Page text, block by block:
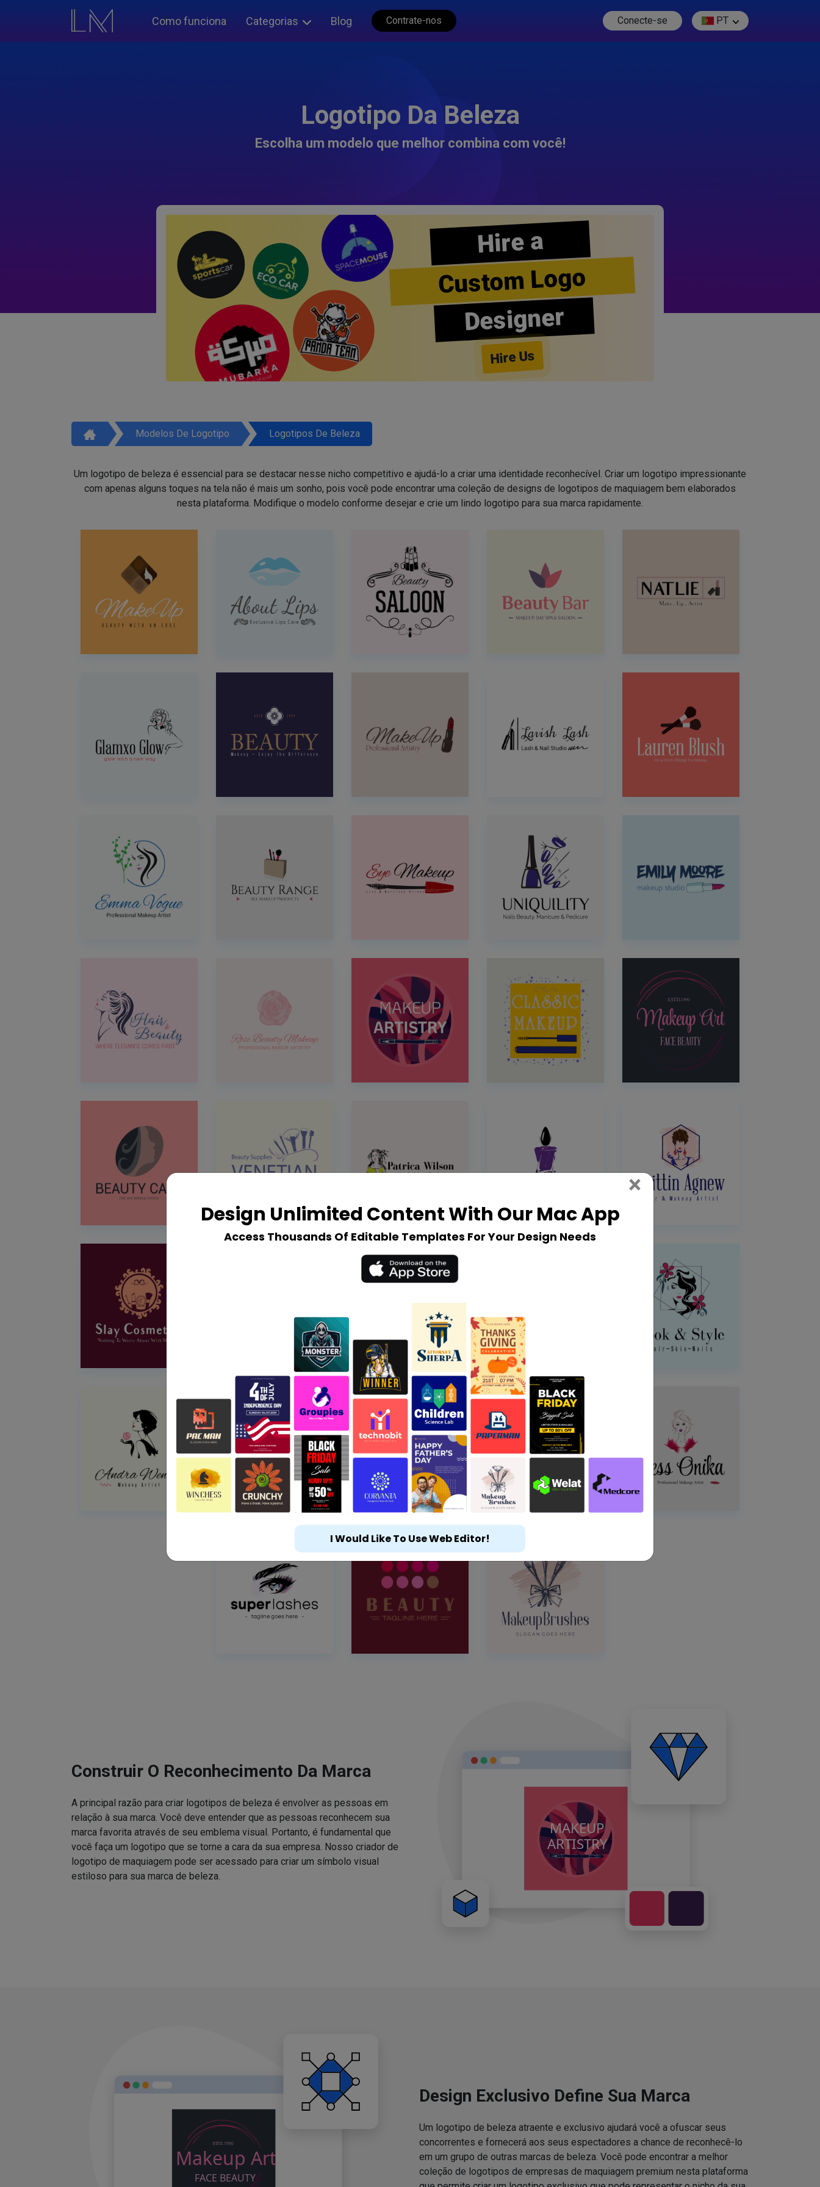
Como funciona Categorias Blog Contrate-nos Conecte-se PT
Logotipo Da Beleza
Escolha um modelo que melhor combina com você!
Hire a
Custom Logo
Designer
Hire Us
Modelos De Logotipo Logotipos De Beleza
Um logotipo de beleza é essencial para se destacar nesse nicho competitivo e ajudá-lo a criar uma identidade reconhecível. Criar um logotipo impressionante
com apenas alguns toques na tela não é mais um sonho, pois você pode encontrar uma coleção de designs de logotipos de maquiagem bem elaborados
nesta plataforma. Modifique o modelo conforme desejar e crie um lindo logotipo para sua marca rapidamente.
Construir O Reconhecimento Da Marca
A principal razão para criar logotipos de beleza é envolver as pessoas em
relação à sua marca. Você deve entender que as pessoas reconhecem sua
marca favorita através de seu emblema visual. Portanto, é fundamental que
você faça um logotipo que se torne a cara da sua empresa. Nosso criador de
logotipo de maquiagem pode ser acessado para criar um símbolo visual
estiloso para sua marca de beleza.
Design Exclusivo Define Sua Marca
Um logotipo de beleza atraente e exclusivo ajudará você a ofuscar seus
concorrentes e fornecerá aos seus espectadores a chance de reconhecê-lo
em um grupo de outras marcas de beleza. Você pode encontrar a melhor
coleção de logotipos de empresas de maquiagem premium nesta plataforma
Design Unlimited Content With Our Mac App
Access Thousands Of Editable Templates For Your Design Needs
× Close
I Would Like To Use Web Editor!